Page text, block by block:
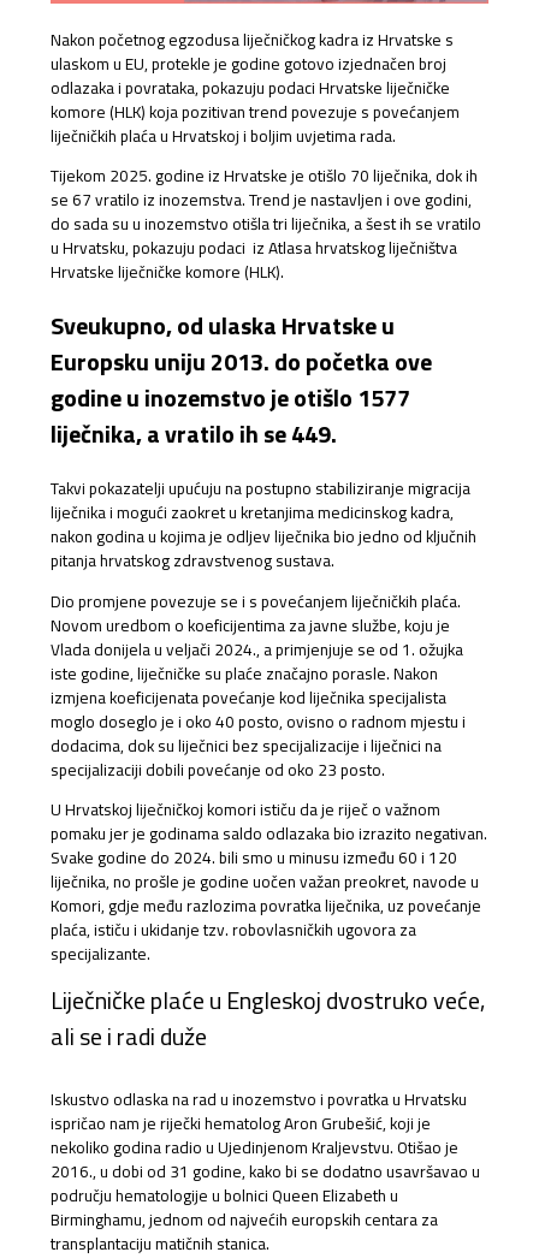
Nakon početnog egzodusa liječničkog kadra iz Hrvatske s
ulaskom u EU, protekle je godine gotovo izjednačen broj
odlazaka i povrataka, pokazuju podaci Hrvatske liječničke
komore (HLK) koja pozitivan trend povezuje s povećanjem
liječničkih plaća u Hrvatskoj i boljim uvjetima rada.
Tijekom 2025. godine iz Hrvatske je otišlo 70 liječnika, dok ih
se 67 vratilo iz inozemstva. Trend je nastavljen i ove godini,
do sada su u inozemstvo otišla tri liječnika, a šest ih se vratilo
u Hrvatsku, pokazuju podaci iz Atlasa hrvatskog liječništva
Hrvatske liječničke komore (HLK).
Sveukupno, od ulaska Hrvatske u
Europsku uniju 2013. do početka ove
godine u inozemstvo je otišlo 1577
liječnika, a vratilo ih se 449.
Takvi pokazatelji upućuju na postupno stabiliziranje migracija
liječnika i mogući zaokret u kretanjima medicinskog kadra,
nakon godina u kojima je odljev liječnika bio jedno od ključnih
pitanja hrvatskog zdravstvenog sustava.
Dio promjene povezuje se i s povećanjem liječničkih plaća.
Novom uredbom o koeficijentima za javne službe, koju je
Vlada donijela u veljači 2024., a primjenjuje se od 1. ožujka
iste godine, liječničke su plaće značajno porasle. Nakon
izmjena koeficijenata povećanje kod liječnika specijalista
moglo doseglo je i oko 40 posto, ovisno o radnom mjestu i
dodacima, dok su liječnici bez specijalizacije i liječnici na
specijalizaciji dobili povećanje od oko 23 posto.
U Hrvatskoj liječničkoj komori ističu da je riječ o važnom
pomaku jer je godinama saldo odlazaka bio izrazito negativan.
Svake godine do 2024. bili smo u minusu između 60 i 120
liječnika, no prošle je godine uočen važan preokret, navode u
Komori, gdje među razlozima povratka liječnika, uz povećanje
plaća, ističu i ukidanje tzv. robovlasničkih ugovora za
specijalizante.
Liječničke plaće u Engleskoj dvostruko veće,
ali se i radi duže
Iskustvo odlaska na rad u inozemstvo i povratka u Hrvatsku
ispričao nam je riječki hematolog Aron Grubešić, koji je
nekoliko godina radio u Ujedinjenom Kraljevstvu. Otišao je
2016., u dobi od 31 godine, kako bi se dodatno usavršavao u
području hematologije u bolnici Queen Elizabeth u
Birminghamu, jednom od najvećih europskih centara za
transplantaciju matičnih stanica.